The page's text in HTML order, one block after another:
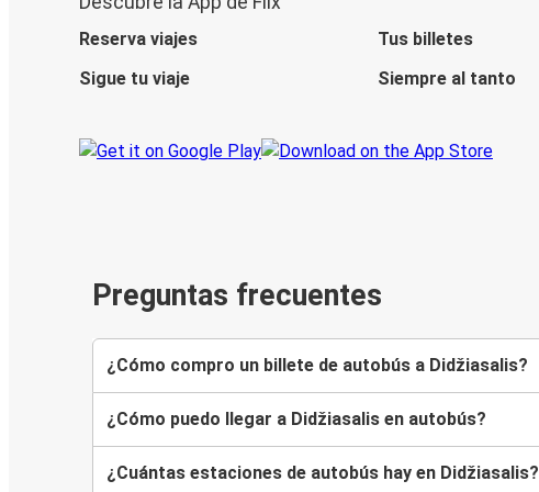
Reserva viajes
Tus billetes
Sigue tu viaje
Siempre al tanto
Preguntas frecuentes
¿Cómo compro un billete de autobús a Didžiasalis?
¿Cómo puedo llegar a Didžiasalis en autobús?
¿Cuántas estaciones de autobús hay en Didžiasalis?